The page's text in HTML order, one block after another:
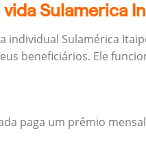
Sulamerica
individual Sulamérica
beneficiários. Ele
paga um prêmio